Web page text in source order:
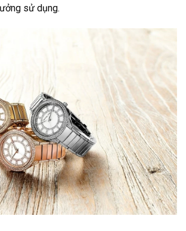
sử dụng.